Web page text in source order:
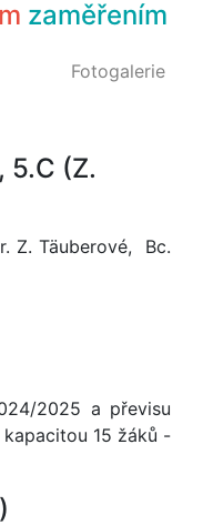
zaměřením
Fotogalerie
5.C (Z.
Z. Täuberové, Bc.
2025 a převisu
kapacitou 15 žáků -